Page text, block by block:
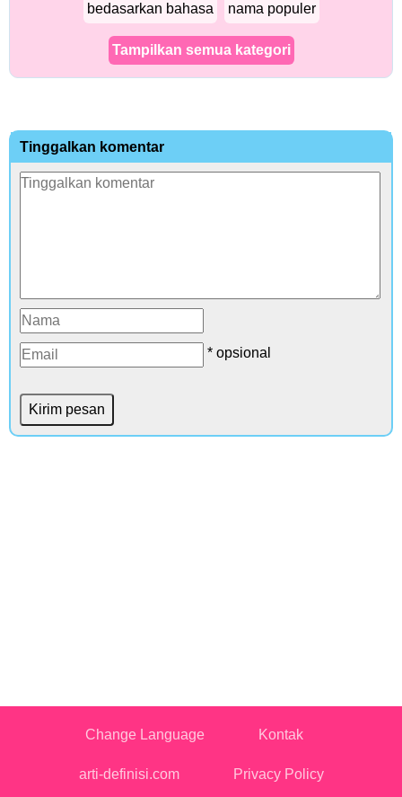
bedasarkan bahasa nama populer
Tampilkan semua kategori
Tinggalkan komentar
* opsional
Change Language Kontak
arti-definisi.com Privacy Policy